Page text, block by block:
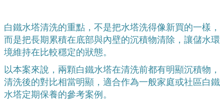
白鐵水塔清洗的重點，不是把水塔洗得像新買的一樣，
而是把長期累積在底部與內壁的沉積物清除，讓儲水環
境維持在比較穩定的狀態。
以本案來說，兩顆白鐵水塔在清洗前都有明顯沉積物，
清洗後的對比相當明顯，適合作為一般家庭或社區白鐵
水塔定期保養的參考案例。